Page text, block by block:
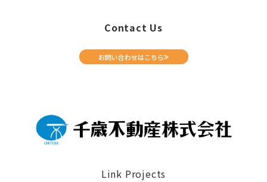
Contact Us
お問い合わせはこちら
Link Projects